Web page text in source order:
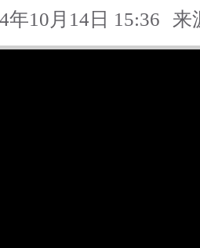
年10月14日 15:36 来